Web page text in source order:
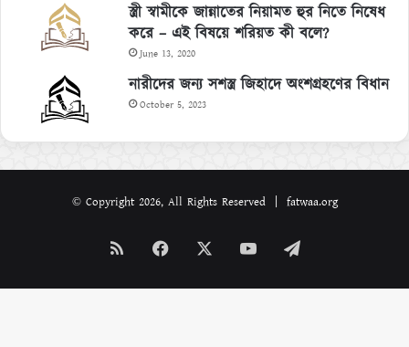
স্ত্রী স্বামীকে জান্নাতের নিয়ামত হুর নিতে নিষেধ
করে – এই বিষয়ে শরিয়ত কী বলে?
June 13, 2020
নারীদের জন্য সশস্ত্র জিহাদে অংশগ্রহণের বিধান
October 5, 2023
© Copyright 2026, All Rights Reserved | fatwaa.org
Facebook YouTube